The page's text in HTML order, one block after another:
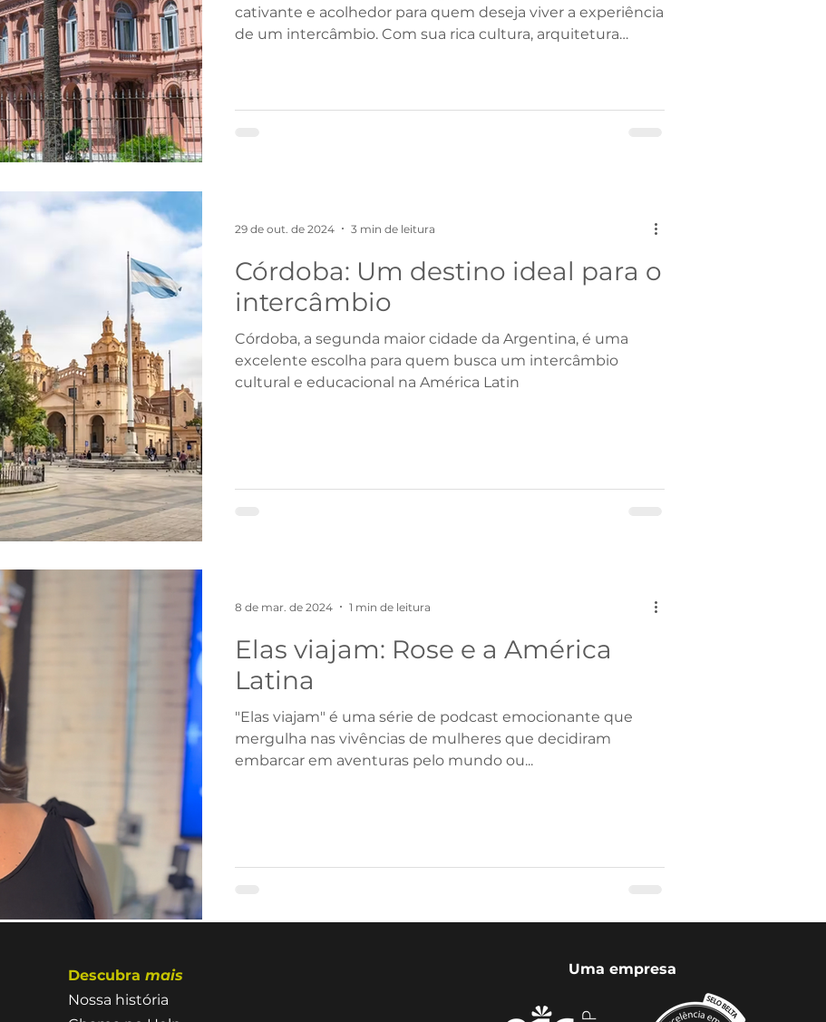
cativante e acolhedor para quem deseja viver a experiência
de um intercâmbio. Com sua rica cultura, arquitetura
Córdoba: Um destino ideal para o
intercâmbio
Córdoba, a segunda maior cidade da Argentina, é uma
excelente escolha para quem busca um intercâmbio
cultural e educacional na América Latin
29 de out. de 2024 3 min de leitura
Elas viajam: Rose e a América
Latina
"Elas viajam" é uma série de podcast emocionante que
mergulha nas vivências de mulheres que decidiram
embarcar em aventuras pelo mundo ou...
8 de mar. de 2024 1 min de leitura
Descubra mais
Nossa história
Uma empresa